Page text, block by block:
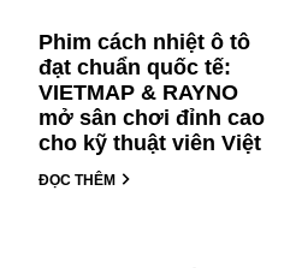
Phim cách nhiệt ô tô
đạt chuẩn quốc tế:
VIETMAP & RAYNO
mở sân chơi đỉnh cao
cho kỹ thuật viên Việt
ĐỌC THÊM